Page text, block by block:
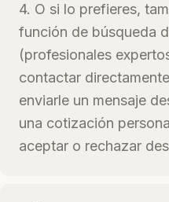
4. O si lo prefieres,
función de búsqueda
(profesionales
contactar
enviarle un mensaje
una cotización
aceptar o rechazar